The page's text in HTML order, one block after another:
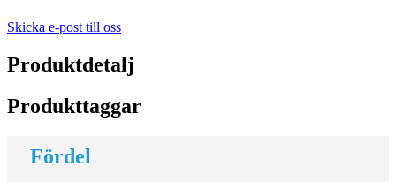
Skicka e-post till oss
Produktdetalj
Produkttaggar
Fördel